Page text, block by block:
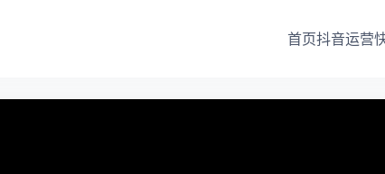
首页抖音运营